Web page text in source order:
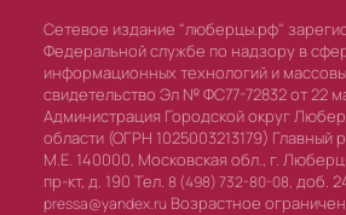
Сетевое издание "люберцы.рф"
Федеральной службе по надзору в
информационных технологий и
свидетельство Эл № ФС77-72832 от 22
Администрация Городской округ
области (ОГРН 1025003213179) Главный
М.Е. 140000, Московская обл., г.
пр-кт, д. 190 Тел. 8 (498) 732-80-08, доб.
pressa@yandex.ru Возрастное